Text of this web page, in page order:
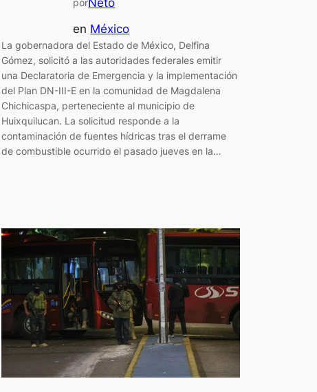
en México
La gobernadora del Estado de México, Delfina
Gómez, solicitó a las autoridades federales emitir
una Declaratoria de Emergencia y la implementación
del Plan DN-III-E en la comunidad de Magdalena
Chichicaspa, perteneciente al municipio de
Huixquilucan. La solicitud responde a la
contaminación de fuentes hídricas tras el derrame
de combustible ocurrido el pasado jueves en la…